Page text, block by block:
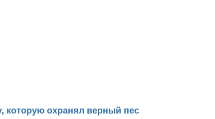
которую охранял верный пес